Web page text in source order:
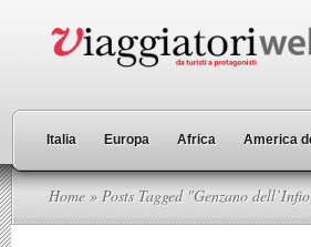
Italia Europa Africa America
Home » Posts Tagged "Genzano